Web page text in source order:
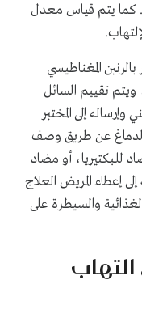
يتم قياس معدل
المغناطيسي
تقييم السائل
إلى المختبر
عن طريق وصف
أو مضاد
المريض العلاج
والسيطرة على